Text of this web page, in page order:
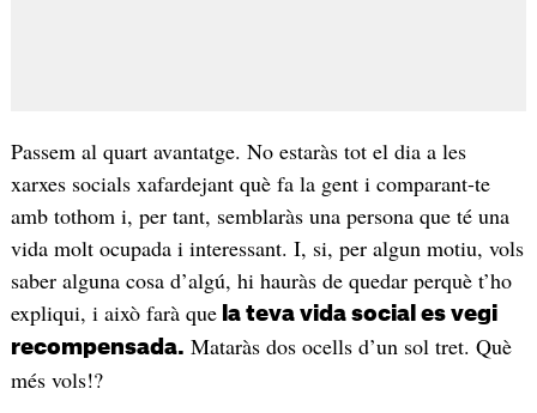
Passem al quart avantatge. No estaràs tot el dia a les
xarxes socials xafardejant què fa la gent i comparant-te
amb tothom i, per tant, semblaràs una persona que té una
vida molt ocupada i interessant. I, si, per algun motiu, vols
saber alguna cosa d’algú, hi hauràs de quedar perquè t’ho
expliqui, i això farà quela teva vida social es vegi
recompensada. Mataràs dos ocells d’un sol tret. Què
més vols!?